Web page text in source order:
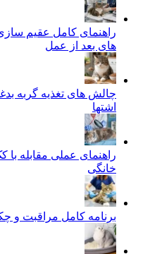
راهنمای کامل عقیم
های بعد از عمل
چالش‌ های تغذیه گربه
اشتها
راهنمای عملی مقابله با
خانگی
برنامه کامل مراقبت و